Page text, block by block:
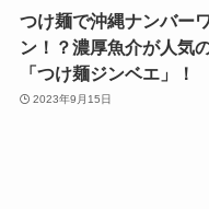
つけ麺で沖縄ナンバー
ン！？濃厚魚介が人気
「つけ麺ジンベエ」！
2023年9月15日